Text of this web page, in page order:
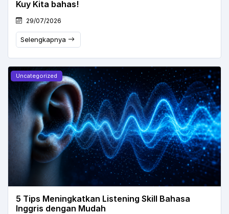
Kuy Kita bahas!
29/07/2026
Selengkapnya
Uncategorized
5 Tips Meningkatkan Listening Skill Bahasa
Inggris dengan Mudah